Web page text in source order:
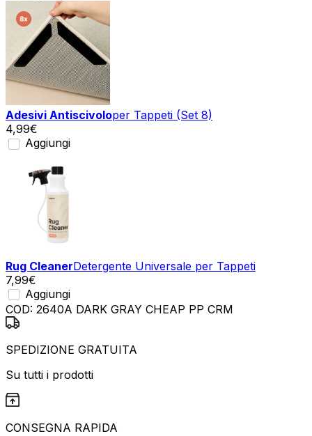
Adesivi Antiscivoloper Tappeti (Set 8)
4,99€
Aggiungi
Rug CleanerDetergente Universale per Tappeti
7,99€
Aggiungi
COD: 2640A DARK GRAY CHEAP PP CRM
SPEDIZIONE GRATUITA
Su tutti i prodotti
CONSEGNA RAPIDA